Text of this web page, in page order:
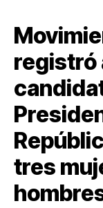
registró
tres